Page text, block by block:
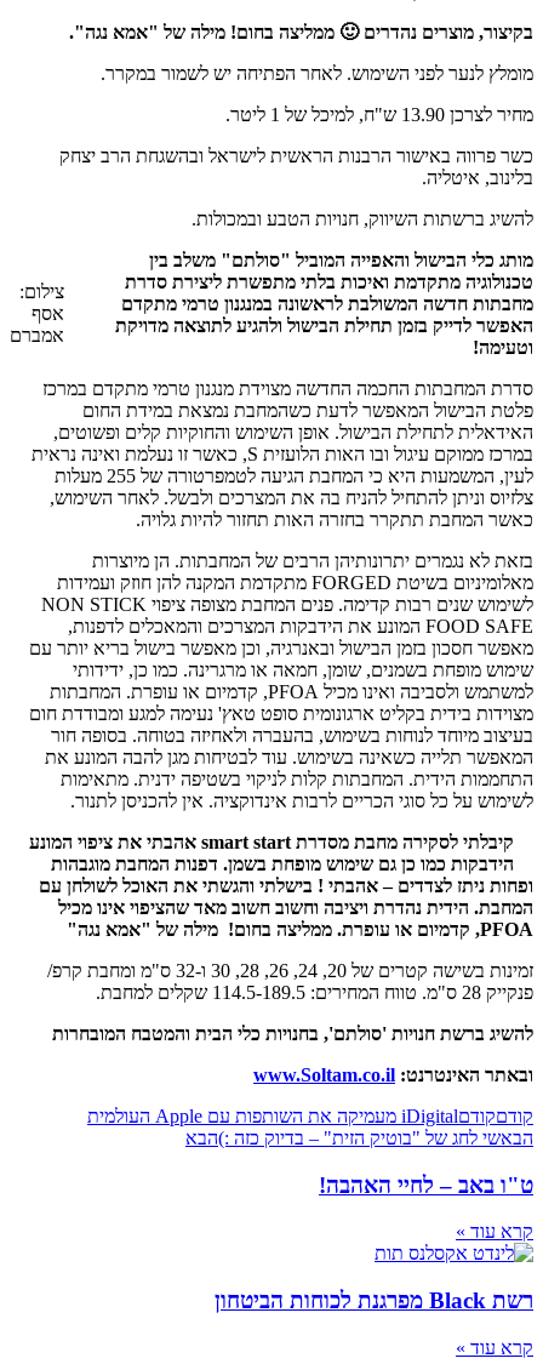
בקיצור, מוצרים נהדרים 🙂 ממליצה בחום! מילה של "אמא נגה".
מומלץ לנער לפני השימוש. לאחר הפתיחה יש לשמור במקרר.
מחיר לצרכן 13.90 ש"ח, למיכל של 1 ליטר.
כשר פרווה באישור הרבנות הראשית לישראל ובהשגחת הרב יצחק
בלינוב, איטליה.
להשיג ברשתות השיווק, חנויות הטבע ובמכולות.
צילום:
אסף
אמברם
מותג כלי הבישול והאפייה המוביל "סולתם" משלב בין
טכנולוגיה מתקדמת ואיכות בלתי מתפשרת ליצירת סדרת
מחבתות חדשה המשולבת לראשונה במנגנון טרמי מתקדם
האפשר לדייק בזמן תחילת הבישול ולהגיע לתוצאה מדויקת
וטעימה!
סדרת המחבתות החכמה החדשה מצוידת מנגנון טרמי מתקדם במרכז
פלטת הבישול המאפשר לדעת כשהמחבת נמצאת במידת החום
האידאלית לתחילת הבישול. אופן השימוש והחוקיות קלים ופשוטים,
במרכז ממוקם עיגול ובו האות הלועזית S, כאשר זו נעלמת ואינה נראית
לעין, המשמעות היא כי המחבת הגיעה לטמפרטורה של 255 מעלות
צלזיוס וניתן להתחיל להניח בה את המצרכים ולבשל. לאחר השימוש,
כאשר המחבת תתקרר בחזרה האות תחזור להיות גלויה.
בזאת לא נגמרים יתרונותיהן הרבים של המחבתות. הן מיוצרות
מאלומיניום בשיטת FORGED מתקדמת המקנה להן חוזק ועמידות
לשימוש שנים רבות קדימה. פנים המחבת מצופה ציפוי NON STICK
FOOD SAFE המונע את הידבקות המצרכים והמאכלים לדפנות,
מאפשר חסכון בזמן הבישול ובאנרגיה, וכן מאפשר בישול בריא יותר עם
שימוש מופחת בשמנים, שומן, חמאה או מרגרינה. כמו כן, ידידותי
למשתמש ולסביבה ואינו מכיל PFOA, קדמיום או עופרת. המחבתות
מצוידות בידית בקליט ארגונומית סופט טאץ' נעימה למגע ומבודדת חום
בעיצוב מיוחד לנוחות בשימוש, בהעברה ולאחיזה בטוחה. בסופה חור
המאפשר תלייה כשאינה בשימוש. עוד לבטיחות מגן להבה המונע את
התחממות הידית. המחבתות קלות לניקוי בשטיפה ידנית. מתאימות
לשימוש על כל סוגי הכריים לרבות אינדוקציה. אין להכניסן לתנור.
קיבלתי לסקירה מחבת מסדרת smart start אהבתי את ציפוי המונע
הידבקות כמו כן גם שימוש מופחת בשמן. דפנות המחבת מוגבהות
ופחות ניתז לצדדים – אהבתי ! בישלתי והגשתי את האוכל לשולחן עם
המחבת. הידית נהדרת ויציבה וחשוב חשוב מאד שהציפוי אינו מכיל
PFOA, קדמיום או עופרת. ממליצה בחום!
מילה של "אמא נגה"
זמינות בשישה קטרים של 20, 24, 26, 28, 30 ו-32 ס"מ ומחבת קרפ/
פנקייק 28 ס"מ. טווח המחירים: 114.5-189.5 שקלים למחבת.
להשיג ברשת חנויות 'סולתם', בחנויות כלי הבית והמטבח המובחרות
ובאתר האינטרנט: www.Soltam.co.il
קודםקודםiDigital מעמיקה את השותפות עם Apple העולמית
הבאשי לחג של "בוטיק הזית" – בדיוק כזה :)הבא
ט"ו באב – לחיי האהבה!
קרא עוד »
רשת Black מפרגנת לכוחות הביטחון
קרא עוד »